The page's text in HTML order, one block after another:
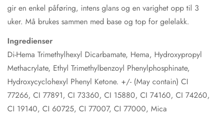
gir en enkel påføring, intens glans og en varighet opp til 3
uker. Må brukes sammen med base og top for gelelakk.
Ingredienser
Di-Hema Trimethylhexyl Dicarbamate, Hema, Hydroxypropyl
Methacrylate, Ethyl Trimethylbenzoyl Phenylphosphinate,
Hydroxycyclohexyl Phenyl Ketone. +/- (May contain) CI
77266, CI 77891, CI 73360, CI 15880, CI 74160, CI 74260,
CI 19140, CI 60725, CI 77007, CI 77000, Mica